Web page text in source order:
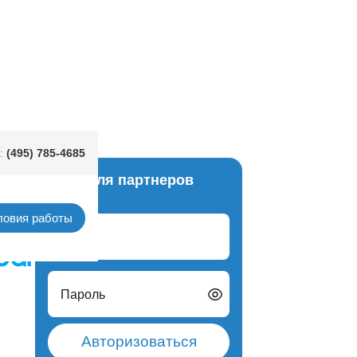
(495) 785-4685
работы
Вход для партнеров
Логин
Пароль
Авторизоваться